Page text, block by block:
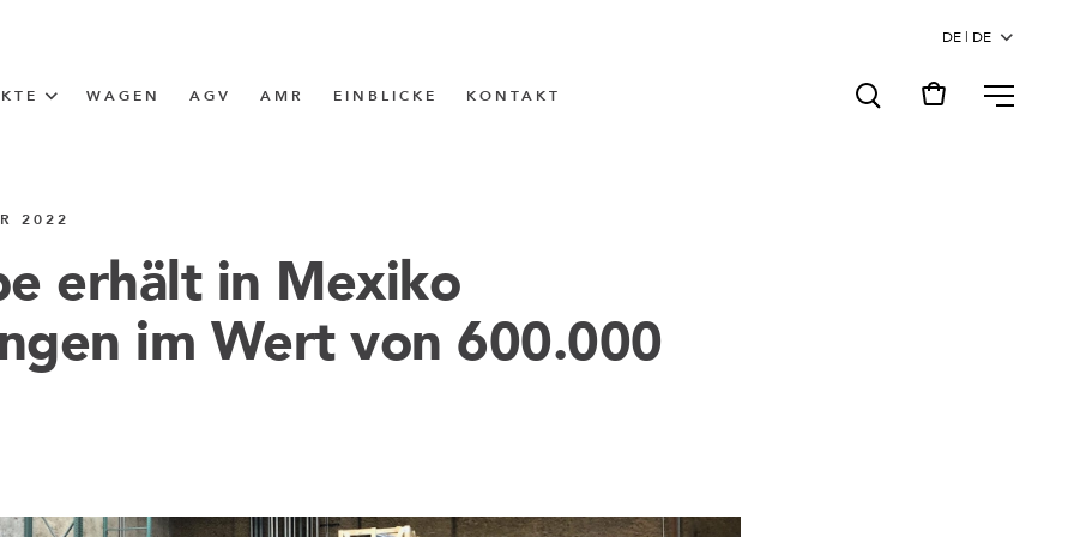
(I-Frame)
WAGEN AGV AMR EINBLICKE KONTAKT MENU
2022
erhält in Mexiko
im Wert von 600.000